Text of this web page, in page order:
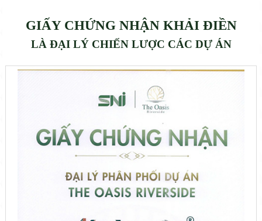
GIẤY CHỨNG NHẬN KHẢI ĐIỀN
LÀ ĐẠI LÝ CHIẾN LƯỢC CÁC DỰ ÁN